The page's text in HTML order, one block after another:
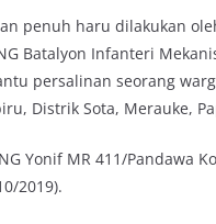
penuh haru dilakukan
Batalyon Infanteri
persalinan seorang
Distrik Sota, Merauke,
Yonif MR 411/Pandawa
2019).